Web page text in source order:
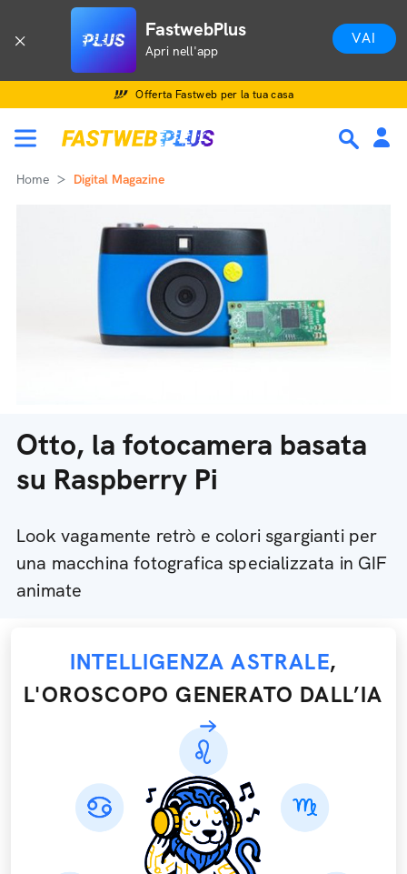
FastwebPlus
Apri nell'app
VAI
Offerta Fastweb per la tua casa
Home Digital Magazine
Otto, la fotocamera basata
su Raspberry Pi
Look vagamente retrò e colori sgargianti per
una macchina fotografica specializzata in GIF
animate
INTELLIGENZA ASTRALE,
L'OROSCOPO GENERATO DALL’IA